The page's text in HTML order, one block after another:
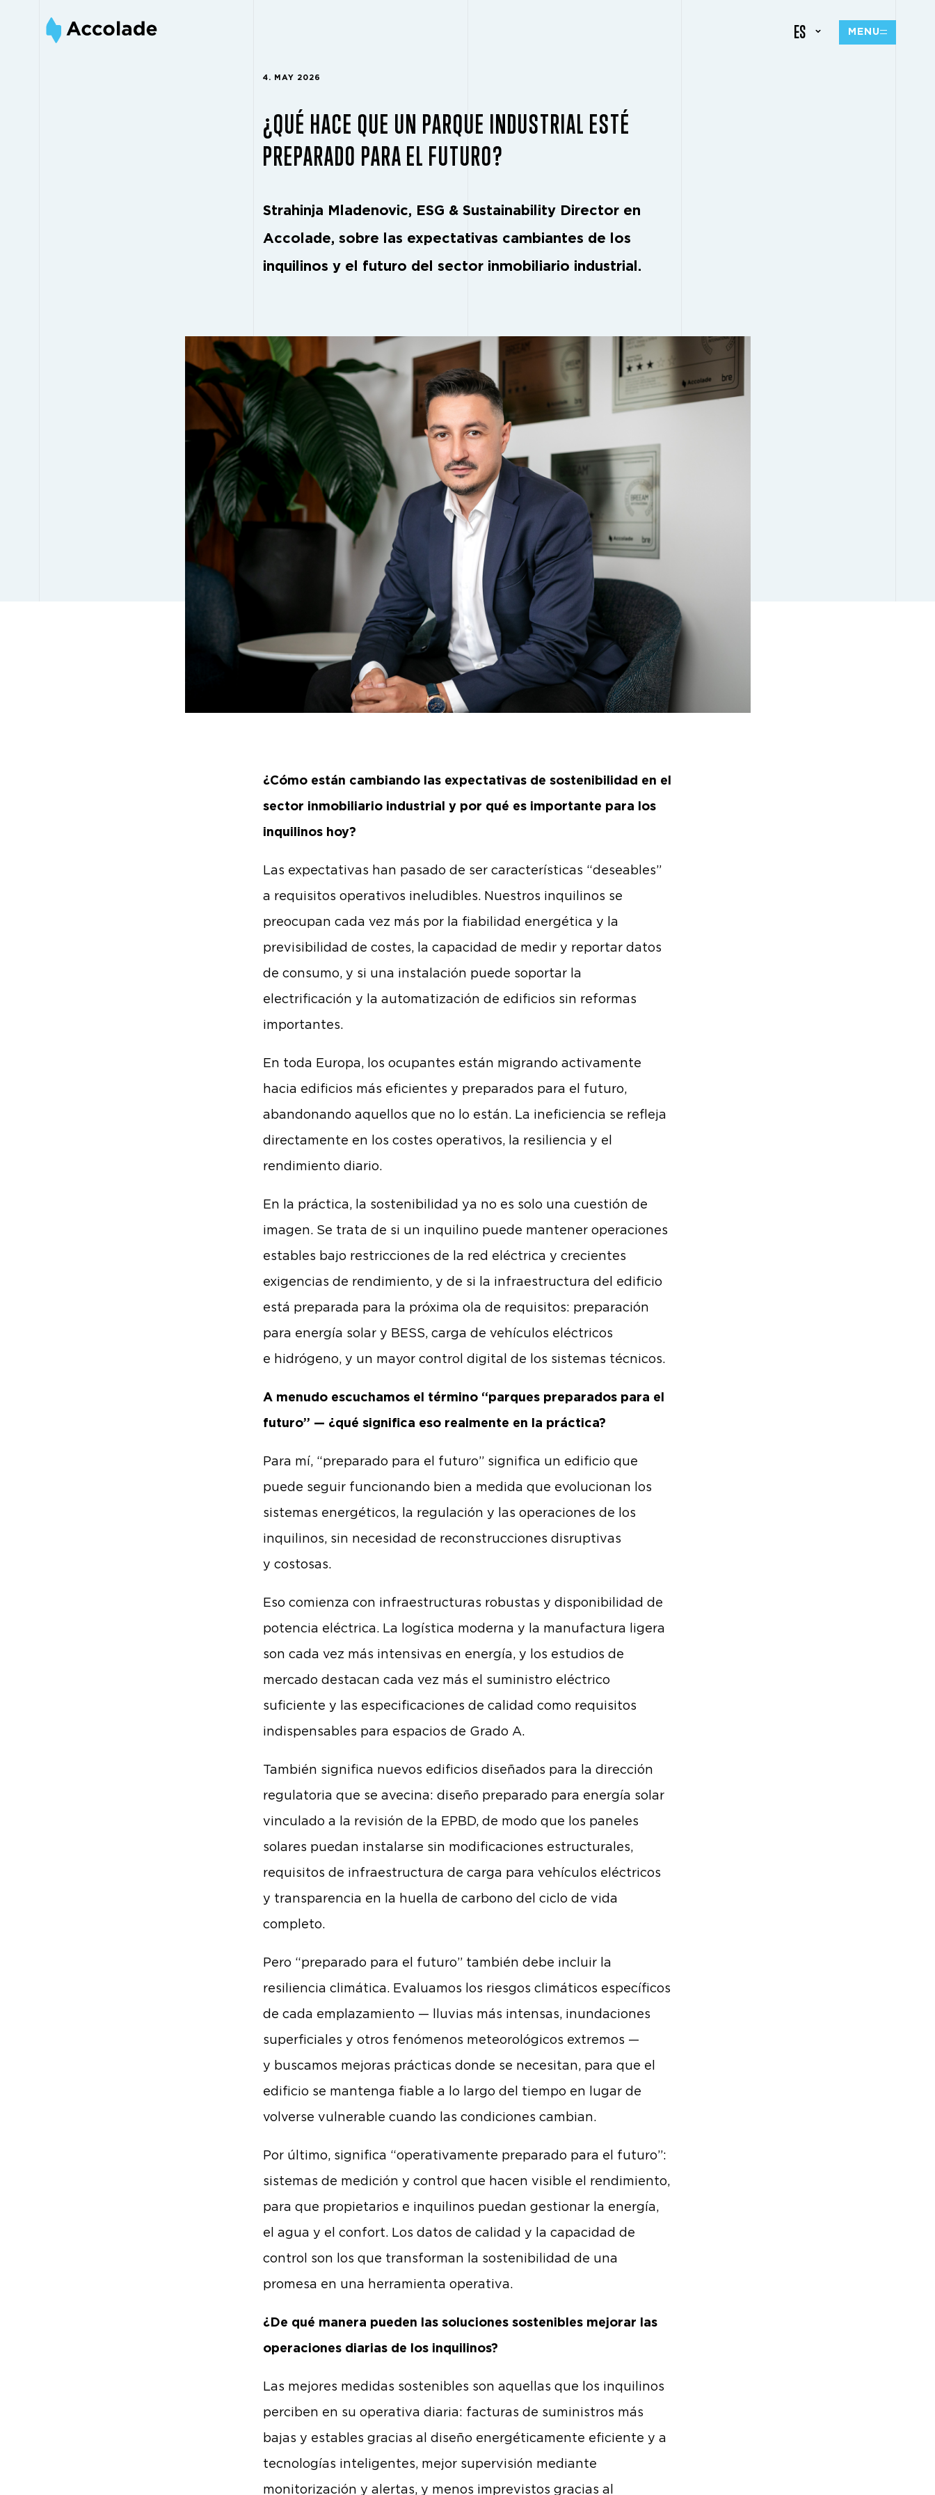
ES MENU
4. MAY 2026
¿QUÉ HACE QUE UN PARQUE INDUSTRIAL ESTÉ
PREPARADO PARA EL FUTURO?
Strahinja Mladenovic, ESG & Sustainability Director en
Accolade, sobre las expectativas cambiantes de los
inquilinos y el futuro del sector inmobiliario industrial.
¿Cómo están cambiando las expectativas de sostenibilidad en el
sector inmobiliario industrial y por qué es importante para los
inquilinos hoy?
Las expectativas han pasado de ser características “deseables”
a requisitos operativos ineludibles. Nuestros inquilinos se
preocupan cada vez más por la fiabilidad energética y la
previsibilidad de costes, la capacidad de medir y reportar datos
de consumo, y si una instalación puede soportar la
electrificación y la automatización de edificios sin reformas
importantes.
En toda Europa, los ocupantes están migrando activamente
hacia edificios más eficientes y preparados para el futuro,
abandonando aquellos que no lo están. La ineficiencia se refleja
directamente en los costes operativos, la resiliencia y el
rendimiento diario.
En la práctica, la sostenibilidad ya no es solo una cuestión de
imagen. Se trata de si un inquilino puede mantener operaciones
estables bajo restricciones de la red eléctrica y crecientes
exigencias de rendimiento, y de si la infraestructura del edificio
está preparada para la próxima ola de requisitos: preparación
para energía solar y BESS, carga de vehículos eléctricos
e hidrógeno, y un mayor control digital de los sistemas técnicos.
A menudo escuchamos el término “parques preparados para el
futuro” — ¿qué significa eso realmente en la práctica?
Para mí, “preparado para el futuro” significa un edificio que
puede seguir funcionando bien a medida que evolucionan los
sistemas energéticos, la regulación y las operaciones de los
inquilinos, sin necesidad de reconstrucciones disruptivas
y costosas.
Eso comienza con infraestructuras robustas y disponibilidad de
potencia eléctrica. La logística moderna y la manufactura ligera
son cada vez más intensivas en energía, y los estudios de
mercado destacan cada vez más el suministro eléctrico
suficiente y las especificaciones de calidad como requisitos
indispensables para espacios de Grado A.
También significa nuevos edificios diseñados para la dirección
regulatoria que se avecina: diseño preparado para energía solar
vinculado a la revisión de la EPBD, de modo que los paneles
solares puedan instalarse sin modificaciones estructurales,
requisitos de infraestructura de carga para vehículos eléctricos
y transparencia en la huella de carbono del ciclo de vida
completo.
Pero “preparado para el futuro” también debe incluir la
resiliencia climática. Evaluamos los riesgos climáticos específicos
de cada emplazamiento — lluvias más intensas, inundaciones
superficiales y otros fenómenos meteorológicos extremos —
y buscamos mejoras prácticas donde se necesitan, para que el
edificio se mantenga fiable a lo largo del tiempo en lugar de
volverse vulnerable cuando las condiciones cambian.
Por último, significa “operativamente preparado para el futuro”:
sistemas de medición y control que hacen visible el rendimiento,
para que propietarios e inquilinos puedan gestionar la energía,
el agua y el confort. Los datos de calidad y la capacidad de
control son los que transforman la sostenibilidad de una
promesa en una herramienta operativa.
¿De qué manera pueden las soluciones sostenibles mejorar las
operaciones diarias de los inquilinos?
Las mejores medidas sostenibles son aquellas que los inquilinos
perciben en su operativa diaria: facturas de suministros más
bajas y estables gracias al diseño energéticamente eficiente y a
tecnologías inteligentes, mejor supervisión mediante
monitorización y alertas, y menos imprevistos gracias al